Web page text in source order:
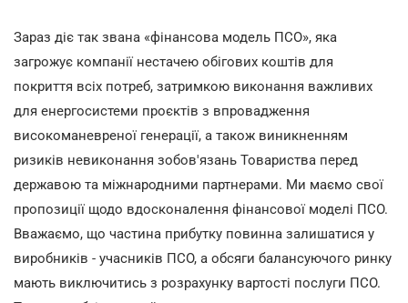
Зараз діє так звана «фінансова модель ПСО», яка
загрожує компанії нестачею обігових коштів для
покриття всіх потреб, затримкою виконання важливих
для енергосистеми проєктів з впровадження
високоманевреної генерації, а також виникненням
ризиків невиконання зобов'язань Товариства перед
державою та міжнародними партнерами. Ми маємо свої
пропозиції щодо вдосконалення фінансової моделі ПСО.
Вважаємо, що частина прибутку повинна залишатися у
виробників - учасників ПСО, а обсяги балансуючого ринку
мають виключитись з розрахунку вартості послуги ПСО.